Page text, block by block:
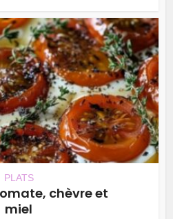
PLATS
chèvre et
miel